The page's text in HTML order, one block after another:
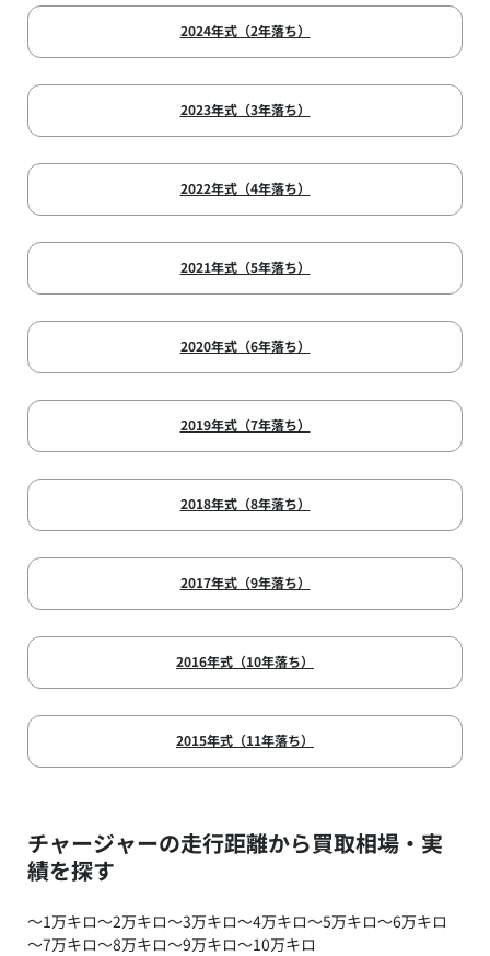
2024年式（2年落ち）
2023年式（3年落ち）
2022年式（4年落ち）
2021年式（5年落ち）
2020年式（6年落ち）
2019年式（7年落ち）
2018年式（8年落ち）
2017年式（9年落ち）
2016年式（10年落ち）
2015年式（11年落ち）
チャージャーの走行距離から買取相場・実
績を探す
～1万キロ～2万キロ～3万キロ～4万キロ～5万キロ～6万キロ
～7万キロ～8万キロ～9万キロ～10万キロ